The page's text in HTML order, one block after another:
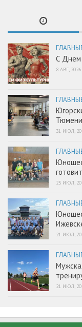
С Днем
8 АВГ, 2026
Тюмени
31 ИЮЛ,
25 ИЮЛ,
21 ИЮЛ,
21 ИЮЛ,